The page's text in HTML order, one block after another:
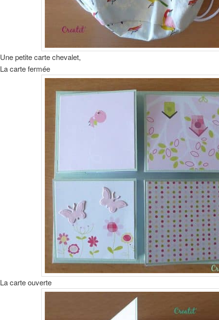
Une petite carte chevalet,
La carte fermée
La carte ouverte